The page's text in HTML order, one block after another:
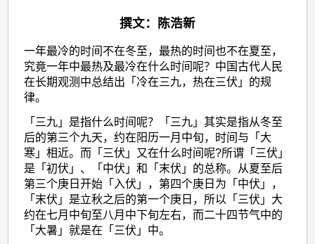
热
在
三
伏」
撰文：陈浩新
一年最冷的时间不在冬至，最热的时间也不在夏至，
究竟一年中最热及最冷在什么时间呢？中国古代人民
在长期观测中总结出「冷在三九，热在三伏」的规
律。
「三九」是指什么时间呢？「三九」其实是指从冬至
后的第三个九天，约在阳历一月中旬，时间与「大
寒」相近。而「三伏」又在什么时间呢?所谓「三伏」
是「初伏」、「中伏」和「末伏」的总称。从夏至后
第三个庚日开始「入伏」，第四个庚日为「中伏」，
「末伏」是立秋之后的第一个庚日，所以「三伏」大
约在七月中旬至八月中下旬左右，而二十四节气中的
「大暑」就是在「三伏」中。